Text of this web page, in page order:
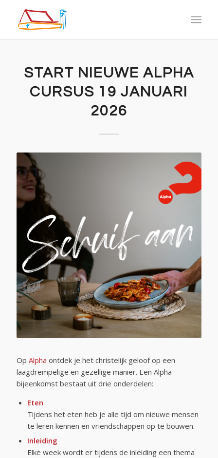
START NIEUWE ALPHA
CURSUS 19 JANUARI
2026
Op Alpha ontdek je het christelijk geloof op een
laagdrempelige en gezellige manier. Een Alpha-
bijeenkomst bestaat uit drie onderdelen:
Eten
Tijdens het eten heb je alle tijd om nieuwe mensen
te leren kennen en vriendschappen op te bouwen.
Inleiding
Elke week wordt er tijdens de inleiding een thema